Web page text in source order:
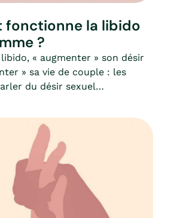
fonctionne la libido
?
« augmenter » son désir
» sa vie de couple : les
du désir sexuel
à un fortifiant pour moteur.
ne vient pas si facilement,
absent…Avant de se
« augmenter sa libido »,
pas déjà commencer par se
la nature de la libido ? D’où
savons-nous de notre
trouverez pas dans cet article